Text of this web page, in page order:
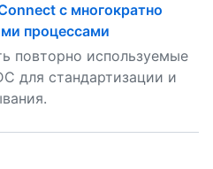
с многократно
процессами
повторно используемые
для стандартизации и